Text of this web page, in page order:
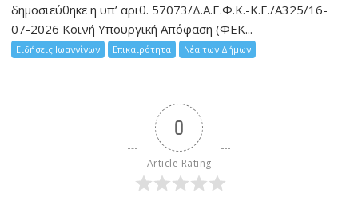
δημοσιεύθηκε η υπ’ αριθ. 57073/Δ.Α.Ε.Φ.Κ.-Κ.Ε./Α325/16-
07-2026 Κοινή Υπουργική Απόφαση (ΦΕΚ...
Ειδήσεις Ιωαννίνων Επικαιρότητα Νέα των Δήμων
0
Article Rating